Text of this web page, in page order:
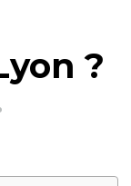
?